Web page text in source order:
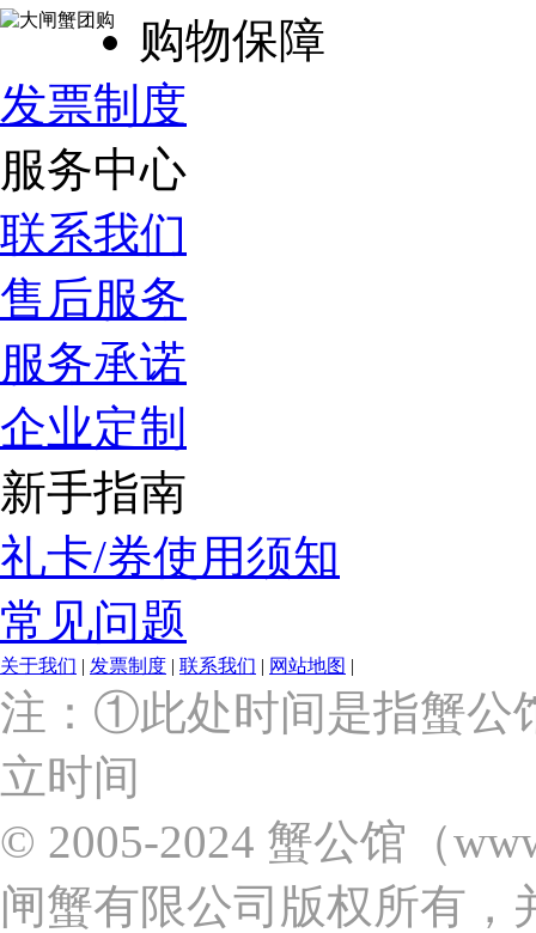
购物保障
发票制度
服务中心
联系我们
售后服务
服务承诺
企业定制
新手指南
礼卡/券使用须知
常见问题
关于我们 | 发票制度 | 联系我们 | 网站地图 |
上
海
市
浦
东
区
杨
路
注：①此处时间是指蟹公
立时间
© 2005-2024 蟹公馆（
闸蟹有限公司版权所有，